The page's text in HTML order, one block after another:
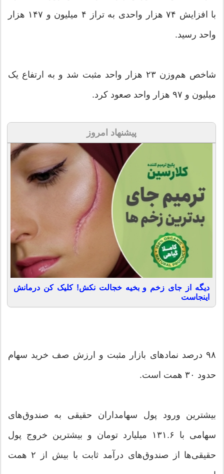
با افزایش ۷۴ هزار واحدی به تراز ۴ میلیون و ۱۴۷ هزار
واحد رسید.
شاخص هم‌وزن ۲۳ هزار واحد مثبت شد و به ارتفاع یک
میلیون و ۹۷ هزار واحد صعود کرد.
پیشنهاد امروز
دیگه از جای زخم و بخیه خجالت نکش! کلیک کن درمانش
اینجاست
۹۸ درصد نمادهای بازار مثبت و ارزش صف خرید سهام
حدود ۳۰ همت است.
بیشترین ورود پول سهامداران حقیقی به صندوق‌های
سهامی با ۱۳۱.۶ میلیارد تومان و بیشترین خروج پول
حقیقی‌ها از صندوق‌های درآمد ثابت با بیش از ۲ همت